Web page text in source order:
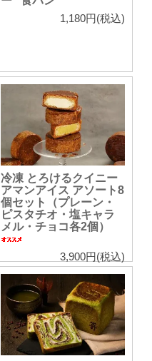
1,180円(税込)
冷凍 とろけるクイニー
アマンアイス アソート8
個セット（プレーン・
ピスタチオ・塩キャラ
メル・チョコ各2個）
3,900円(税込)